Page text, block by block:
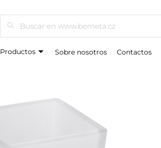
Buscar
Productos Sobre nosotros Contactos